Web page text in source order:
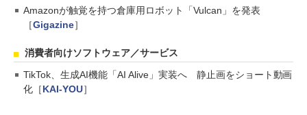
Amazonが触覚を持つ倉庫用ロボット「Vulcan」を発表
［Gigazine］
消費者向けソフトウェア／サービス
TikTok、生成AI機能「AI Alive」実装へ 静止画をショート動画
化［KAI-YOU］